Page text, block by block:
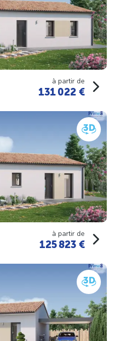
à partir de
131 022 €
à partir de
125 823 €